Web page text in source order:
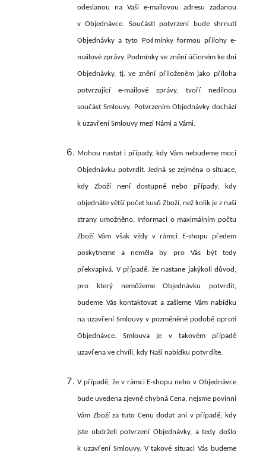
odeslanou na Vaši e-mailovou adresu zadanou
v Objednávce. Součástí potvrzení bude shrnutí
Objednávky a tyto Podmínky formou přílohy e-
mailové zprávy. Podmínky ve znění účinném ke dni
Objednávky, tj. ve znění přiloženém jako příloha
potvrzující e-mailové zprávy, tvoří nedílnou
součást Smlouvy. Potvrzením Objednávky dochází
k uzavření Smlouvy mezi Námi a Vámi.
Mohou nastat i případy, kdy Vám nebudeme moci
Objednávku potvrdit. Jedná se zejména o situace,
kdy Zboží není dostupné nebo případy, kdy
objednáte větší počet kusů Zboží, než kolik je z naší
strany umožněno. Informaci o maximálním počtu
Zboží Vám však vždy v rámci E-shopu předem
poskytneme a neměla by pro Vás být tedy
překvapivá. V případě, že nastane jakýkoli důvod,
pro který nemůžeme Objednávku potvrdit,
budeme Vás kontaktovat a zašleme Vám nabídku
na uzavření Smlouvy v pozměněné podobě oproti
Objednávce. Smlouva je v takovém případě
uzavřena ve chvíli, kdy Naši nabídku potvrdíte.
V případě, že v rámci E-shopu nebo v Objednávce
bude uvedena zjevně chybná Cena, nejsme povinni
Vám Zboží za tuto Cenu dodat ani v případě, kdy
jste obdrželi potvrzení Objednávky, a tedy došlo
k uzavření Smlouvy. V takové situaci Vás budeme